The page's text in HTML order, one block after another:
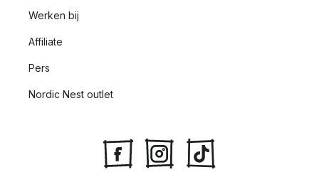
Werken bij
Affiliate
Pers
Nordic Nest outlet